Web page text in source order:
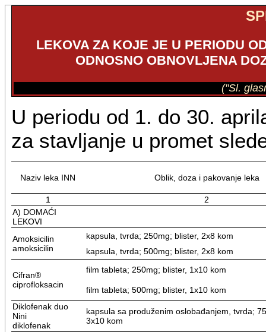
LEKOVA ZA KOJE JE U PERIODU
ODNOSNO OBNOVLJENA
("Sl.
U periodu od 1. do 30.
za stavljanje u promet
Naziv leka INN Oblik, doza i pakovanje leka
1
2
A) DOMAĆI
LEKOVI
Amoksicilin
amoksicilin
kapsula, tvrda; 250mg; blister, 2x8 kom
kapsula, tvrda; 500mg; blister, 2x8 kom
Cifran®
ciprofloksacin
film tableta; 250mg; blister, 1x10 kom
film tableta; 500mg; blister, 1x10 kom
Diklofenak duo
Nini
diklofenak
kapsula sa produženim oslobađanjem, tvrda;
3x10 kom